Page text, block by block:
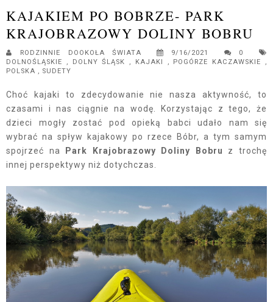
KAJAKIEM PO BOBRZE- PARK
KRAJOBRAZOWY DOLINY BOBRU
RODZINNIE DOOKOŁA ŚWIATA 9/16/2021
0
DOLNOŚLĄSKIE , DOLNY ŚLĄSK , KAJAKI , POGÓRZE KACZAWSKIE ,
POLSKA , SUDETY
Choć kajaki to zdecydowanie nie nasza aktywność, to
czasami i nas ciągnie na wodę. Korzystając z tego, że
dzieci mogły zostać pod opieką babci udało nam się
wybrać na spływ kajakowy po rzece Bóbr, a tym samym
spojrzeć na
Park Krajobrazowy Doliny Bobru
z trochę
innej perspektywy niż dotychczas.